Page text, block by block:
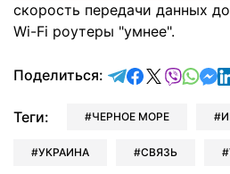
скорость передачи данных
Wi-Fi роутеры "умнее".
Поделиться: отправить в
поделиться
Теги: ЧЕРНОЕ МОРЕ
УКРАИНА СВЯЗЬ